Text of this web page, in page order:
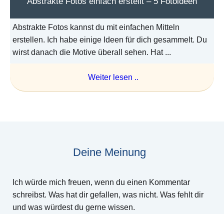
Abstrakte Fotos kannst du mit einfachen Mitteln
erstellen. Ich habe einige Ideen für dich gesammelt. Du
wirst danach die Motive überall sehen. Hat ...
Weiter lesen ..
Deine Meinung
Ich würde mich freuen, wenn du einen Kommentar
schreibst. Was hat dir gefallen, was nicht. Was fehlt dir
und was würdest du gerne wissen.